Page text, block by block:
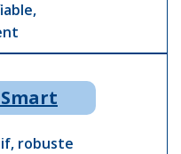
robuste